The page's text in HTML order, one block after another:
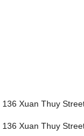
Xuan Thuy
Xuan Thuy